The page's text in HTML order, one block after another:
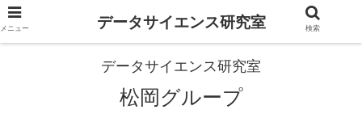
データサイエンス研究室
松岡グループ
メニュー データサイエンス研究室 検索